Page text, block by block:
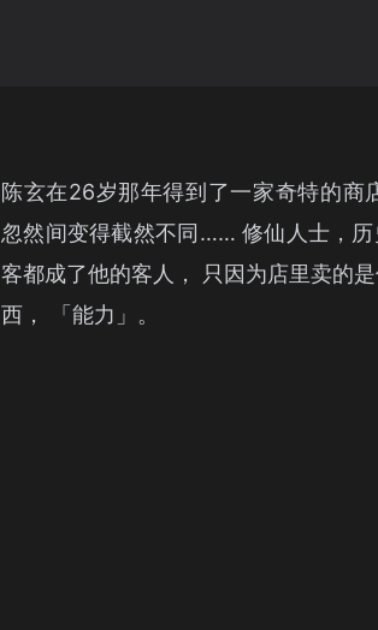
陈玄在26岁那年得到了一家奇特的商
忽然间变得截然不同…… 修仙人士，历
客都成了他的客人， 只因为店里卖的
西， 「能力」。